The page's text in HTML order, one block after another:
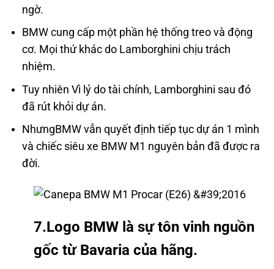
ngờ.
BMW cung cấp một phần hệ thống treo và động
cơ. Mọi thứ khác do Lamborghini chịu trách
nhiệm.
Tuy nhiên Vì lý do tài chính, Lamborghini sau đó
đã rút khỏi dự án.
NhưngBMW vẫn quyết định tiếp tục dự án 1 mình
và chiếc siêu xe BMW M1 nguyên bản đã được ra
đời.
7.Logo BMW là sự tôn vinh nguồn
gốc từ Bavaria của hãng.